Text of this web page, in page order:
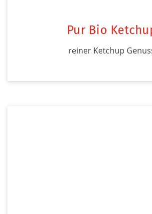
Pur Bio
reiner Ketchup